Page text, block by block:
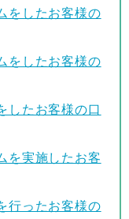
をしたお客様の
をしたお客様の
したお客様の口
を実施したお客
行ったお客様の